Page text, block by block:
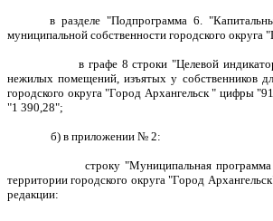
вразделе "Подпрограмма 6.
муниципальной собственности городского округа
в графе 8 строки "Целевой индикатор
нежилых помещений, изъятых у собственников
городского округа "Город Архангельск " цифры
"1 390,28";
б) в приложении № 2:
строку "Муниципальная
территории городского округа "Город
редакции: